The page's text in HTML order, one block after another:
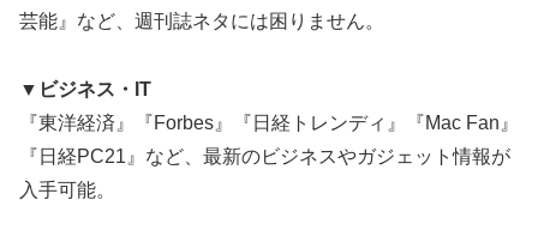
芸能』など、週刊誌ネタには困りません。
▼ビジネス・IT
『東洋経済』『Forbes』『日経トレンディ』『Mac Fan』
『日経PC21』など、最新のビジネスやガジェット情報が
入手可能。